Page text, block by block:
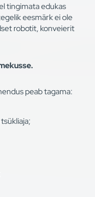
tingimata edukas
eesmärk ei ole
robotit, konveierit
peab tagama: